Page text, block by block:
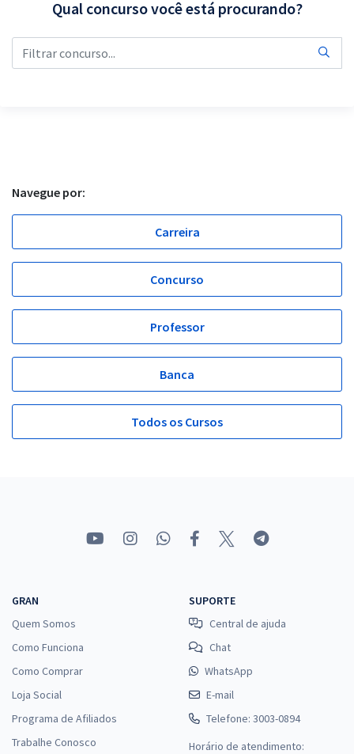
Conteúdo gratuito
Qual concurso você está procurando?
Navegue por:
Carreira
Concurso
Professor
Banca
Todos os Cursos
GRAN
Quem Somos
Como Funciona
Como Comprar
Loja Social
Programa de Afiliados
Trabalhe Conosco
SUPORTE
Central de ajuda
Chat
WhatsApp
E-mail
Telefone: 3003-0894
Horário de atendimento: